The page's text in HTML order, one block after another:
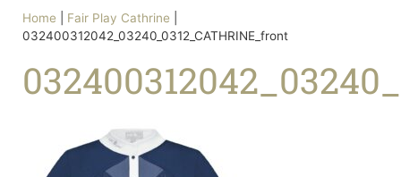
Home Fair Play Cathrine
032400312042_03240_0312_CATHRINE_front